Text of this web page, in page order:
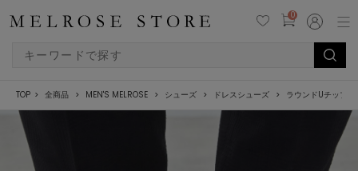
0
TOP 全商品 MEN'S MELROSE シューズ ドレスシューズ ラウンドUチップ